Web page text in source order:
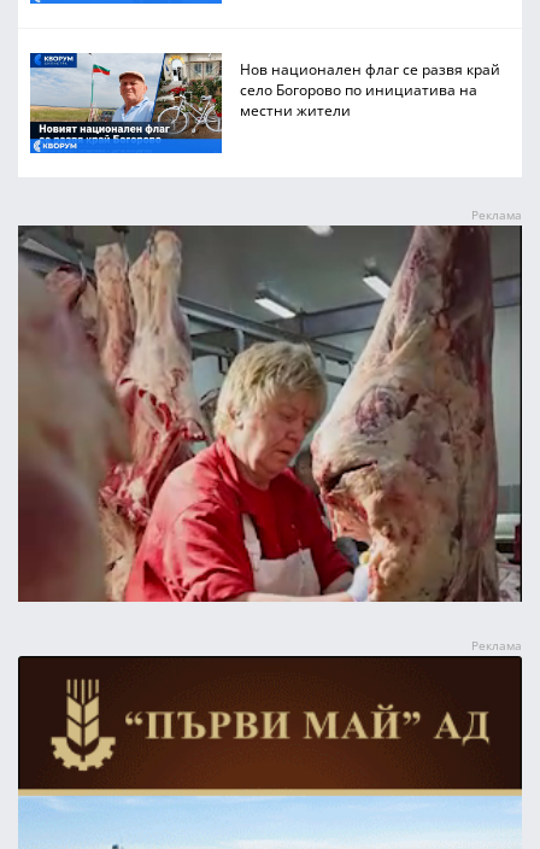
Нов национален флаг се развя край
село Богорово по инициатива на
местни жители